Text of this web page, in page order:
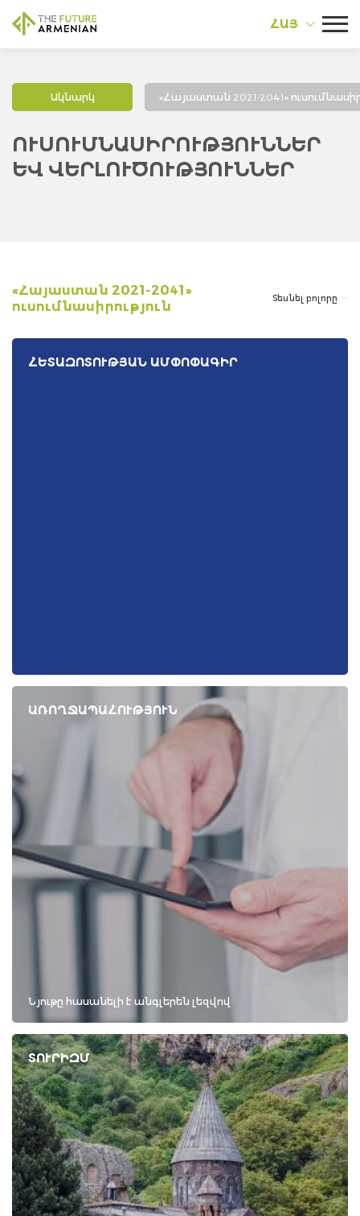
ՀԱՅ
Ակնարկ «Հայաստան 2021-2041»
ՈՒՍՈՒՄՆԱՍԻՐՈՒԹՅՈՒՆՆԵՐ
ԵՎ ՎԵՐԼՈՒԾՈՒԹՅՈՒՆՆԵՐ
«Հայաստան 2021-2041»
ուսումնասիրություն
Տեսնել բոլորը
ՀԵՏԱԶՈՏՈՒԹՅԱՆ ԱՄՓՈՓԱԳԻՐ
ԱՌՈՂՋԱՊԱՀՈՒԹՅՈՒՆ
Նյութը հասանելի է անգլերեն լեզվով
ՏՈՒՐԻԶՄ